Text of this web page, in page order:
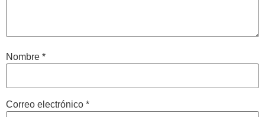
Nombre *
Correo electrónico *